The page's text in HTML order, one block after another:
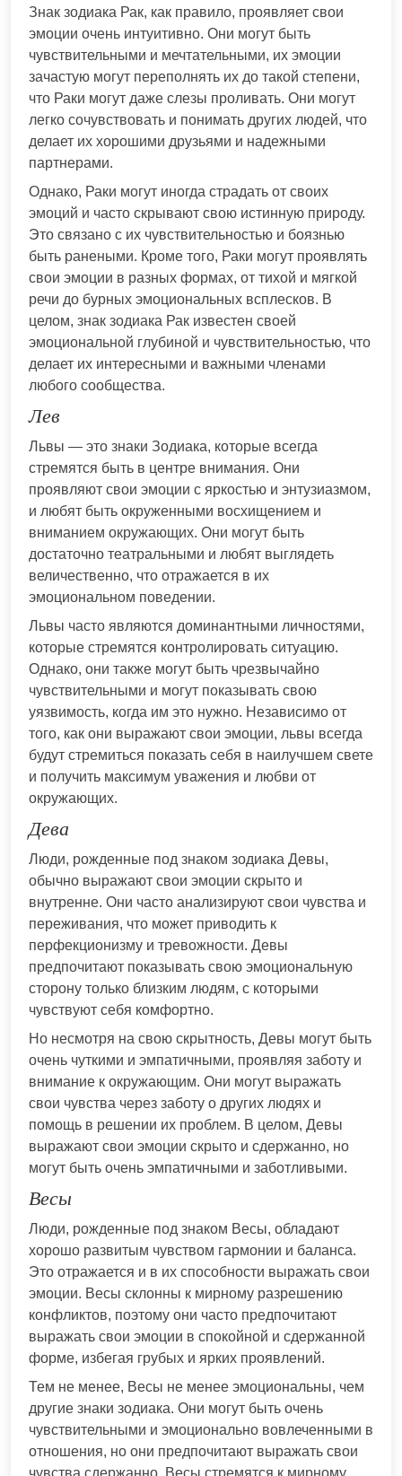
Знак зодиака Рак, как правило, проявляет свои
эмоции очень интуитивно. Они могут быть
чувствительными и мечтательными, их эмоции
зачастую могут переполнять их до такой степени,
что Раки могут даже слезы проливать. Они могут
легко сочувствовать и понимать других людей, что
делает их хорошими друзьями и надежными
партнерами.
Однако, Раки могут иногда страдать от своих
эмоций и часто скрывают свою истинную природу.
Это связано с их чувствительностью и боязнью
быть ранеными. Кроме того, Раки могут проявлять
свои эмоции в разных формах, от тихой и мягкой
речи до бурных эмоциональных всплесков. В
целом, знак зодиака Рак известен своей
эмоциональной глубиной и чувствительностью, что
делает их интересными и важными членами
любого сообщества.
Лев
Львы — это знаки Зодиака, которые всегда
стремятся быть в центре внимания. Они
проявляют свои эмоции с яркостью и энтузиазмом,
и любят быть окруженными восхищением и
вниманием окружающих. Они могут быть
достаточно театральными и любят выглядеть
величественно, что отражается в их
эмоциональном поведении.
Львы часто являются доминантными личностями,
которые стремятся контролировать ситуацию.
Однако, они также могут быть чрезвычайно
чувствительными и могут показывать свою
уязвимость, когда им это нужно. Независимо от
того, как они выражают свои эмоции, львы всегда
будут стремиться показать себя в наилучшем свете
и получить максимум уважения и любви от
окружающих.
Дева
Люди, рожденные под знаком зодиака Девы,
обычно выражают свои эмоции скрыто и
внутренне. Они часто анализируют свои чувства и
переживания, что может приводить к
перфекционизму и тревожности. Девы
предпочитают показывать свою эмоциональную
сторону только близким людям, с которыми
чувствуют себя комфортно.
Но несмотря на свою скрытность, Девы могут быть
очень чуткими и эмпатичными, проявляя заботу и
внимание к окружающим. Они могут выражать
свои чувства через заботу о других людях и
помощь в решении их проблем. В целом, Девы
выражают свои эмоции скрыто и сдержанно, но
могут быть очень эмпатичными и заботливыми.
Весы
Люди, рожденные под знаком Весы, обладают
хорошо развитым чувством гармонии и баланса.
Это отражается и в их способности выражать свои
эмоции. Весы склонны к мирному разрешению
конфликтов, поэтому они часто предпочитают
выражать свои эмоции в спокойной и сдержанной
форме, избегая грубых и ярких проявлений.
Тем не менее, Весы не менее эмоциональны, чем
другие знаки зодиака. Они могут быть очень
чувствительными и эмоционально вовлеченными в
отношения, но они предпочитают выражать свои